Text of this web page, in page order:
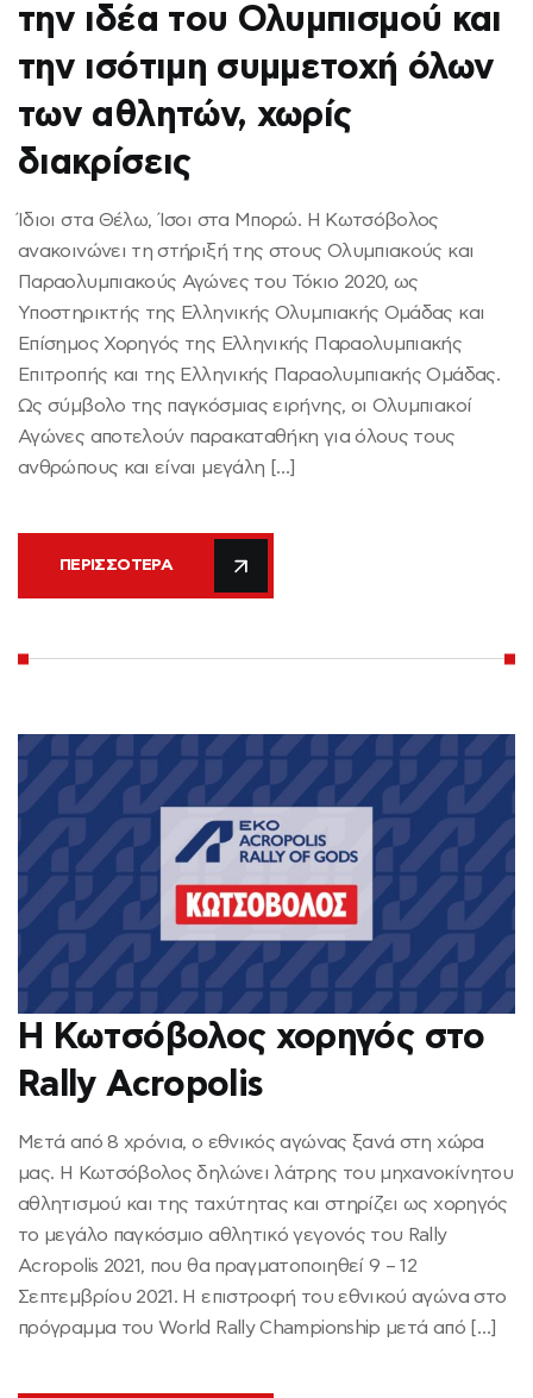
την ιδέα του Ολυμπισμού και
την ισότιμη συμμετοχή όλων
των αθλητών, χωρίς
διακρίσεις
Ίδιοι στα Θέλω, Ίσοι στα Μπορώ. Η Κωτσόβολος
ανακοινώνει τη στήριξή της στους Ολυμπιακούς και
Παραολυμπιακούς Αγώνες του Τόκιο 2020, ως
Υποστηρικτής της Ελληνικής Ολυμπιακής Ομάδας και
Επίσημος Χορηγός της Ελληνικής Παραολυμπιακής
Επιτροπής και της Ελληνικής Παραολυμπιακής Ομάδας.
Ως σύμβολο της παγκόσμιας ειρήνης, οι Ολυμπιακοί
Αγώνες αποτελούν παρακαταθήκη για όλους τους
ανθρώπους και είναι μεγάλη […]
ΠΕΡΙΣΣΌΤΕΡΑ
Η Κωτσόβολος χορηγός στο
Rally Acropolis
Μετά από 8 χρόνια, ο εθνικός αγώνας ξανά στη χώρα
μας. Η Κωτσόβολος δηλώνει λάτρης του μηχανοκίνητου
αθλητισμού και της ταχύτητας και στηρίζει ως χορηγός
το μεγάλο παγκόσμιο αθλητικό γεγονός του Rally
Acropolis 2021, που θα πραγματοποιηθεί 9 – 12
Σεπτεμβρίου 2021. Η επιστροφή του εθνικού αγώνα στο
πρόγραμμα του World Rally Championship μετά από […]